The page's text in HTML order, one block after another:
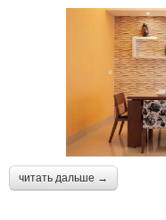
читать дальше →